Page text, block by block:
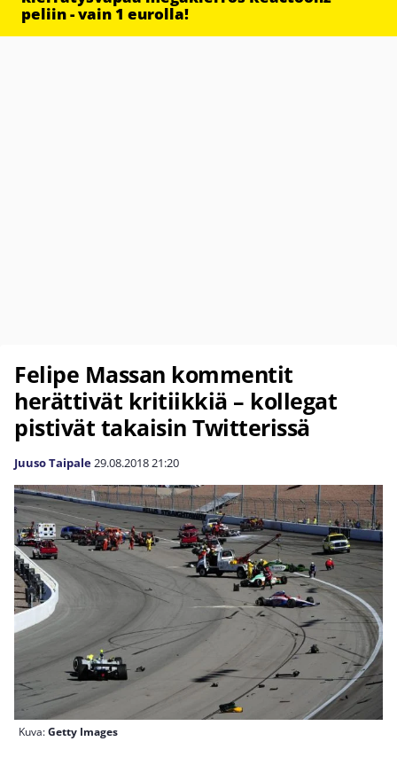
peliin - vain 1 eurolla!
Felipe Massan kommentit
herättivät kritiikkiä – kollegat
pistivät takaisin Twitterissä
Juuso Taipale29.08.201821:20
Kuva:Getty Images